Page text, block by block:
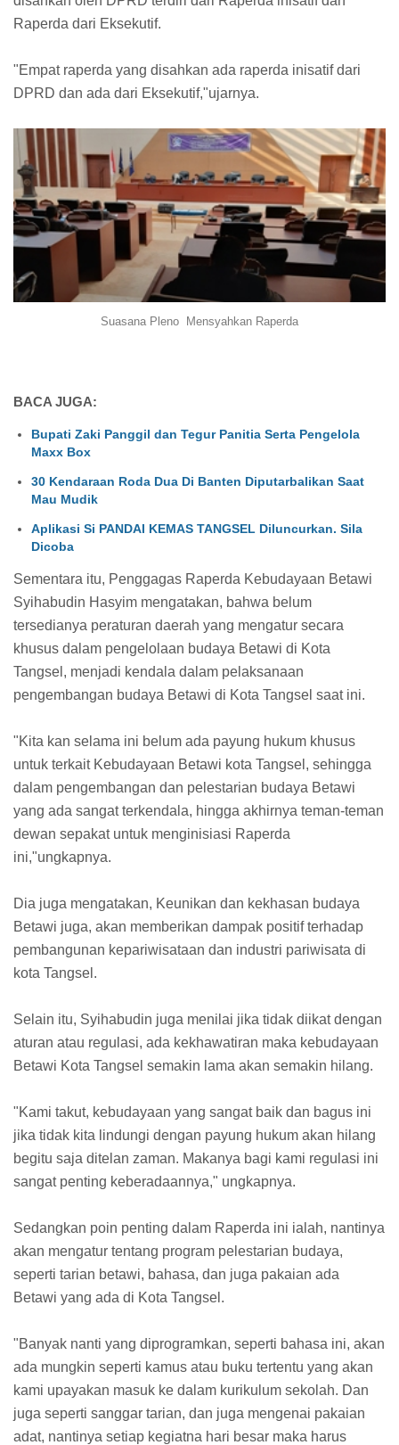
Raperda dari Eksekutif.
"Empat raperda yang disahkan ada raperda inisatif dari
DPRD dan ada dari Eksekutif,"ujarnya.
Suasana Pleno Mensyahkan Raperda
BACA JUGA:
Bupati Zaki Panggil dan Tegur Panitia Serta Pengelola
Maxx Box
30 Kendaraan Roda Dua Di Banten Diputarbalikan Saat
Mau Mudik
Aplikasi Si PANDAI KEMAS TANGSEL Diluncurkan. Sila
Dicoba
Sementara itu, Penggagas Raperda Kebudayaan Betawi
Syihabudin Hasyim mengatakan, bahwa belum
tersedianya peraturan daerah yang mengatur secara
khusus dalam pengelolaan budaya Betawi di Kota
Tangsel, menjadi kendala dalam pelaksanaan
pengembangan budaya Betawi di Kota Tangsel saat ini.
"Kita kan selama ini belum ada payung hukum khusus
untuk terkait Kebudayaan Betawi kota Tangsel, sehingga
dalam pengembangan dan pelestarian budaya Betawi
yang ada sangat terkendala, hingga akhirnya teman-teman
dewan sepakat untuk menginisiasi Raperda
ini,"ungkapnya.
Dia juga mengatakan, Keunikan dan kekhasan budaya
Betawi juga, akan memberikan dampak positif terhadap
pembangunan kepariwisataan dan industri pariwisata di
kota Tangsel.
Selain itu, Syihabudin juga menilai jika tidak diikat dengan
aturan atau regulasi, ada kekhawatiran maka kebudayaan
Betawi Kota Tangsel semakin lama akan semakin hilang.
"Kami takut, kebudayaan yang sangat baik dan bagus ini
jika tidak kita lindungi dengan payung hukum akan hilang
begitu saja ditelan zaman. Makanya bagi kami regulasi ini
sangat penting keberadaannya," ungkapnya.
Sedangkan poin penting dalam Raperda ini ialah, nantinya
akan mengatur tentang program pelestarian budaya,
seperti tarian betawi, bahasa, dan juga pakaian ada
Betawi yang ada di Kota Tangsel.
"Banyak nanti yang diprogramkan, seperti bahasa ini, akan
ada mungkin seperti kamus atau buku tertentu yang akan
kami upayakan masuk ke dalam kurikulum sekolah. Dan
juga seperti sanggar tarian, dan juga mengenai pakaian
adat, nantinya setiap kegiatna hari besar maka harus